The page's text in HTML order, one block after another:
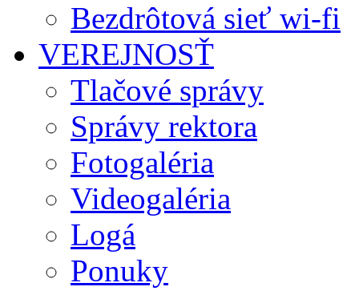
Bezdrôtová sieť wi-fi
VEREJNOSŤ
Tlačové správy
Správy rektora
Fotogaléria
Videogaléria
Logá
Ponuky